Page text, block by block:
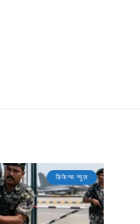
डिफेन्स न्यूज़